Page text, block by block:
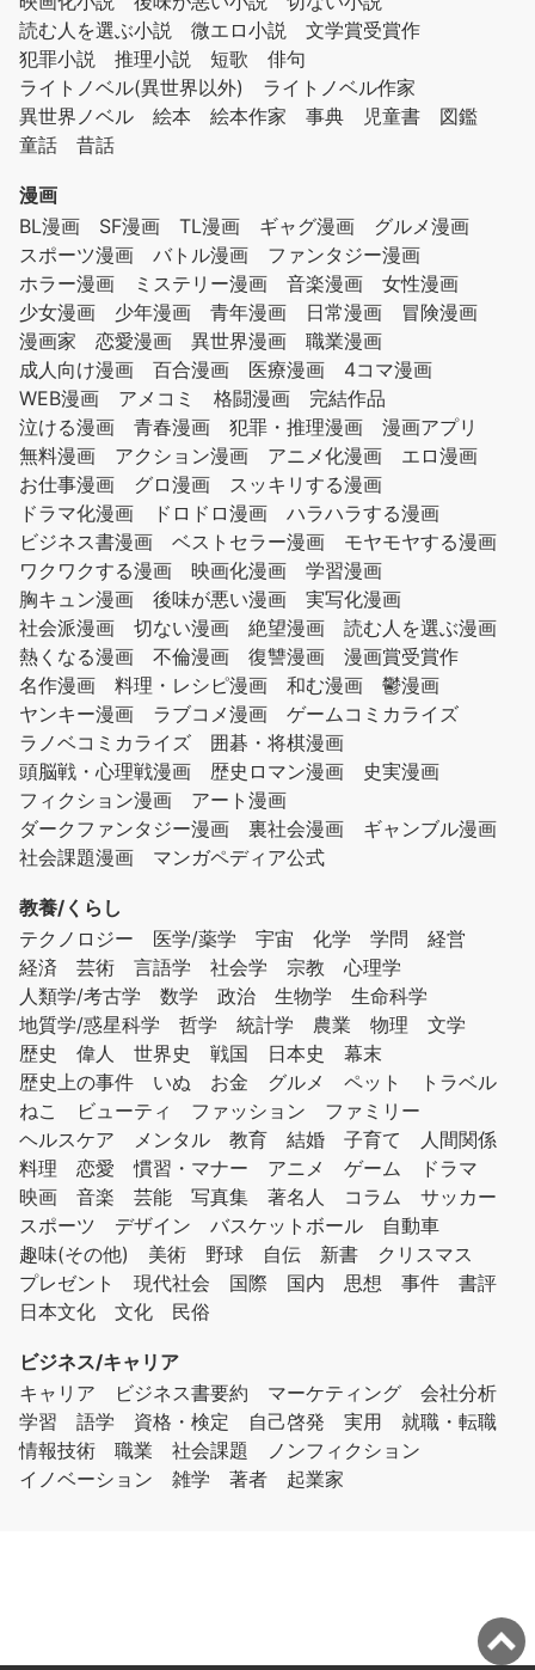
読む人を選ぶ小説
微エロ小説
文学賞受賞作
犯罪小説
推理小説 短歌
俳句
ライトノベル(異世界以外)
ライトノベル作家
異世界ノベル
絵本 絵本作家 事典 児童書
図鑑
童話
昔話
漫画
BL漫画
SF漫画 TL漫画 ギャグ漫画
グルメ漫画
スポーツ漫画
バトル漫画
ファンタジー漫画
ホラー漫画
ミステリー漫画 音楽漫画
女性漫画
少女漫画
少年漫画 青年漫画 日常漫画
冒険漫画
漫画家
恋愛漫画 異世界漫画
職業漫画
成人向け漫画
百合漫画 医療漫画
4コマ漫画
WEB漫画
アメコミ 格闘漫画
完結作品
泣ける漫画
青春漫画 犯罪・推理漫画
漫画アプリ
無料漫画
アクション漫画 アニメ化漫画
エロ漫画
お仕事漫画
グロ漫画
スッキリする漫画
ドラマ化漫画
ドロドロ漫画
ハラハラする漫画
ビジネス書漫画
ベストセラー漫画
モヤモヤする漫画
ワクワクする漫画
映画化漫画
学習漫画
胸キュン漫画
後味が悪い漫画
実写化漫画
社会派漫画
切ない漫画 絶望漫画
読む人を選ぶ漫画
熱くなる漫画
不倫漫画 復讐漫画
漫画賞受賞作
名作漫画
料理・レシピ漫画 和む漫画
鬱漫画
ヤンキー漫画
ラブコメ漫画
ゲームコミカライズ
ラノベコミカライズ
囲碁・将棋漫画
頭脳戦・心理戦漫画
歴史ロマン漫画
史実漫画
フィクション漫画
アート漫画
ダークファンタジー漫画
裏社会漫画
ギャンブル漫画
社会課題漫画
マンガペディア公式
教養/くらし
テクノロジー
医学/薬学 宇宙 化学 学問
経営
経済
芸術 言語学 社会学 宗教
心理学
人類学/考古学
数学 政治 生物学
生命科学
地質学/惑星科学
哲学 統計学 農業 物理
文学
歴史
偉人 世界史 戦国 日本史
幕末
歴史上の事件
いぬ お金 グルメ ペット
トラベル
ねこ
ビューティ ファッション
ファミリー
ヘルスケア
メンタル 教育 結婚 子育て
人間関係
料理
恋愛 慣習・マナー アニメ ゲーム
ドラマ
映画
音楽 芸能 写真集 著名人 コラム
サッカー
スポーツ
デザイン バスケットボール
自動車
趣味(その他)
美術 野球 自伝 新書
クリスマス
プレゼント
現代社会 国際 国内 思想 事件
書評
日本文化
文化 民俗
ビジネス/キャリア
キャリア
ビジネス書要約 マーケティング
会社分析
学習
語学 資格・検定 自己啓発 実用
就職・転職
情報技術
職業 社会課題
ノンフィクション
イノベーション
雑学 著者 起業家